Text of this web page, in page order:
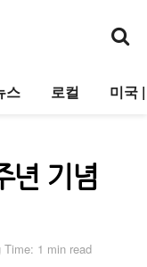
스 로컬 미국
년 기념
Time: 1 min read